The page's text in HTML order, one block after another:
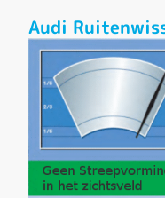
Audi